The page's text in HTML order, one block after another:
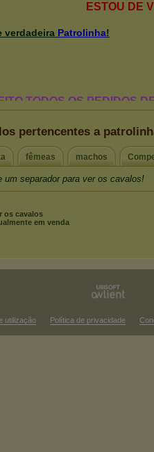
pertencentes a
fêmeas machos
um separador para ver os cavalos!
os cavalos
em venda
utilização Política de privacidade